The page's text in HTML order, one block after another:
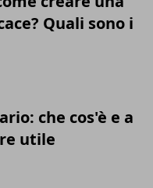
Quali sono i
che cos'è e a
utile